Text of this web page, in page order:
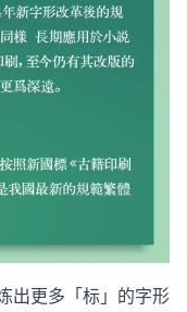
出更多「标」的字形